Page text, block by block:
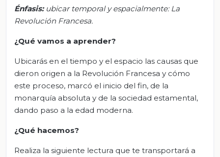
Énfasis: ubicar temporal y espacialmente: La
Revolución Francesa.
¿Qué vamos a aprender?
Ubicarás en el tiempo y el espacio las causas que
dieron origen a la Revolución Francesa y cómo
este proceso, marcó el inicio del fin, de la
monarquía absoluta y de la sociedad estamental,
dando paso a la edad moderna.
¿Qué hacemos?
Realiza la siguiente lectura que te transportará a